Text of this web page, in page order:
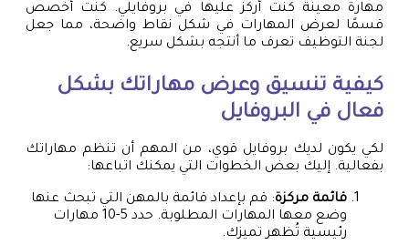
مهارة معينة كنت أركز عليها في بروفايلي. كنت أخصص
قسمًا لعرض المهارات في شكل نقاط واضحة، مما جعل
لجنة التوظيف تعرف ما أنتجه بشكل سريع.
كيفية تنسيق وعرض مهاراتك بشكل
فعال في البروفايل
لكي يكون لديك بروفايل قوي، من المهم أن تنظم مهاراتك
بفعالية. إليك بعض الخطوات التي يمكنك اتباعها:
قائمة مركزة: قم بإعداد قائمة بالمهن التي تبحث عنها
وضع معها المهارات المطلوبة. حدد 5-10 مهارات
رئيسية تُظهر تميزك.